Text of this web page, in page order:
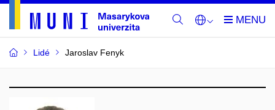
Lidé Jaroslav Fenyk